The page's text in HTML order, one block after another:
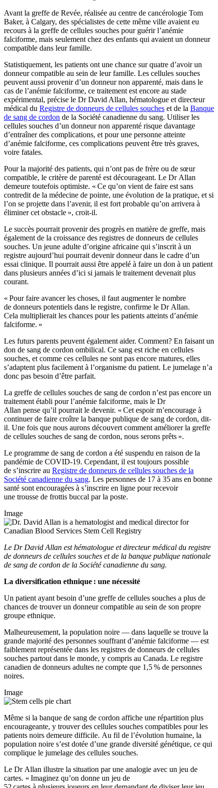
Avant la greffe de Revée, réalisée au centre de cancérologie Tom
Baker, à Calgary, des spécialistes de cette même ville avaient eu
recours à la greffe de cellules souches pour guérir l’anémie
falciforme, mais seulement chez des enfants qui avaient un donneur
compatible dans leur famille.
Statistiquement, les patients ont une chance sur quatre d’avoir un
donneur compatible au sein de leur famille. Les cellules souches
peuvent aussi provenir d’un donneur non apparenté, mais dans le
cas de l’anémie falciforme, ce traitement est encore au stade
expérimental, précise le Dr David Allan, hématologue et directeur
médical du Registre de donneurs de cellules souches et de la Banque
de sang de cordon de la Société canadienne du sang. Utiliser les
cellules souches d’un donneur non apparenté risque davantage
d’entraîner des complications, et pour une personne atteinte
d’anémie falciforme, ces complications peuvent être très graves,
voire fatales.
Pour la majorité des patients, qui n’ont pas de frère ou de sœur
compatible, le critère de parenté est décourageant. Le Dr Allan
demeure toutefois optimiste. « Ce qu’on vient de faire est sans
contredit de la médecine de pointe, une évolution de la pratique, et si
l’on se projette dans l’avenir, il est fort probable qu’on arrivera à
éliminer cet obstacle », croit-il.
Le succès pourrait provenir des progrès en matière de greffe, mais
également de la croissance des registres de donneurs de cellules
souches. Un jeune adulte d’origine africaine qui s’inscrit à un
registre aujourd’hui pourrait devenir donneur dans le cadre d’un
essai clinique. Il pourrait aussi être appelé à faire un don à un patient
dans plusieurs années d’ici si jamais le traitement devenait plus
courant.
« Pour faire avancer les choses, il faut augmenter le nombre
de donneurs potentiels dans le registre, confirme le Dr Allan.
Cela multiplierait les chances pour les patients atteints d’anémie
falciforme. »
Les futurs parents peuvent également aider. Comment? En faisant un
don de sang de cordon ombilical. Ce sang est riche en cellules
souches, et comme ces cellules ne sont pas encore matures, elles
s’adaptent plus facilement à l’organisme du patient. Le jumelage n’a
donc pas besoin d’être parfait.
La greffe de cellules souches de sang de cordon n’est pas encore un
traitement établi pour l’anémie falciforme, mais le Dr
Allan pense qu’il pourrait le devenir. « Cet espoir m’encourage à
continuer de faire croître la banque publique de sang de cordon, dit-
il. Une fois que nous aurons découvert comment améliorer la greffe
de cellules souches de sang de cordon, nous serons prêts ».
Le programme de sang de cordon a été suspendu en raison de la
pandémie de COVID-19. Cependant, il est toujours possible
de s’inscrire au Registre de donneurs de cellules souches de la
Société canadienne du sang. Les personnes de 17 à 35 ans en bonne
santé sont encouragées à s’inscrire en ligne pour recevoir
une trousse de frottis buccal par la poste.
Image
Le Dr David Allan est hématologue et directeur médical du registre
de donneurs de cellules souches et de la banque publique nationale
de sang de cordon de la Société canadienne du sang.
La diversification ethnique : une nécessité
Un patient ayant besoin d’une greffe de cellules souches a plus de
chances de trouver un donneur compatible au sein de son propre
groupe ethnique.
Malheureusement, la population noire — dans laquelle se trouve la
grande majorité des personnes souffrant d’anémie falciforme — est
faiblement représentée dans les registres de donneurs de cellules
souches partout dans le monde, y compris au Canada. Le registre
canadien de donneurs adultes ne compte que 1,5 % de personnes
noires.
Image
Même si la banque de sang de cordon affiche une répartition plus
encourageante, y trouver des cellules souches compatibles pour les
patients noirs demeure difficile. Au fil de l’évolution humaine, la
population noire s’est dotée d’une grande diversité génétique, ce qui
complique le jumelage des cellules souches.
Le Dr Allan illustre la situation par une analogie avec un jeu de
cartes. « Imaginez qu’on donne un jeu de